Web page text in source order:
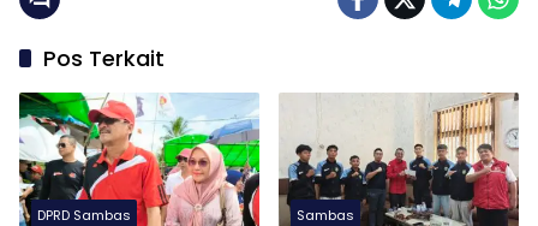
Pos Terkait
DPRD Sambas Sambas